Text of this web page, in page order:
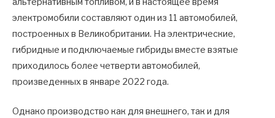
электромобили составляют один из 11 автомобилей,
построенных в Великобритании. На электрические,
гибридные и подключаемые гибриды вместе взятые
приходилось более четверти автомобилей,
произведенных в январе 2022 года.
Однако производство как для внешнего, так и для